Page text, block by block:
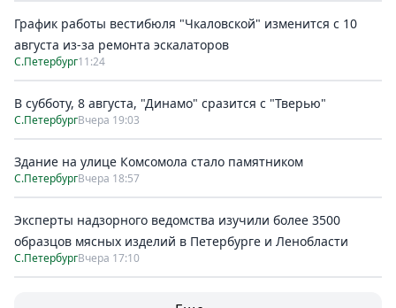
График работы вестибюля "Чкаловской" изменится с 10
августа из-за ремонта эскалаторов
С.Петербург11:24
В субботу, 8 августа, "Динамо" сразится с "Тверью"
С.ПетербургВчера 19:03
Здание на улице Комсомола стало памятником
С.ПетербургВчера 18:57
Эксперты надзорного ведомства изучили более 3500
образцов мясных изделий в Петербурге и Ленобласти
С.ПетербургВчера 17:10